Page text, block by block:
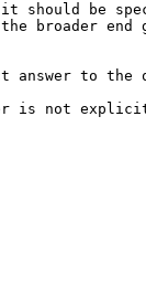
should be
broader
to the
is not